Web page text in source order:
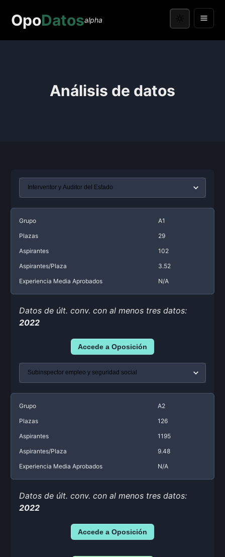
OpoDatosalpha
Análisis de datos
Grupo
A1
Plazas
29
Aspirantes
102
Aspirantes/Plaza
3.52
Experiencia Media Aprobados
N/A
Datos de últ. conv. con al menos tres datos:
2022
Accede a Oposición
Grupo
A2
Plazas
126
Aspirantes
1195
Aspirantes/Plaza
9.48
Experiencia Media Aprobados
N/A
Datos de últ. conv. con al menos tres datos:
2022
Accede a Oposición